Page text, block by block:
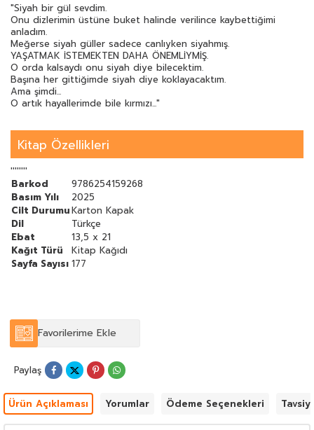
"Siyah bir gül sevdim.
Onu dizlerimin üstüne buket halinde verilince kaybettiğimi
anladım.
Meğerse siyah güller sadece canlıyken siyahmış.
YAŞATMAK İSTEMEKTEN DAHA ÖNEMLİYMİŞ.
O orda kalsaydı onu siyah diye bilecektim.
Başına her gittiğimde siyah diye koklayacaktım.
Ama şimdi...
O artık hayallerimde bile kırmızı..."
Kitap Özellikleri
''''''''
Barkod
9786254159268
Basım Yılı
2025
Cilt DurumuKarton Kapak
Dil
Türkçe
Ebat
13,5 x 21
Kağıt Türü
Kitap Kağıdı
Sayfa Sayısı 177
Favorilerime Ekle
Paylaş
Ürün Açıklaması Yorumlar Ödeme Seçenekleri